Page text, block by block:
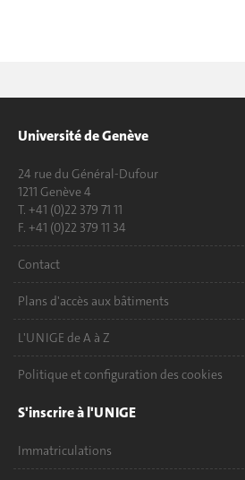
Université de Genève
24 rue du Général-Dufour
1211 Genève 4
T. +41 (0)22 379 71 11
F. +41 (0)22 379 11 34
Contact
Plans d'accès aux bâtiments
L'UNIGE de A à Z
Politique et configuration des cookies
S'inscrire à l'UNIGE
Immatriculations